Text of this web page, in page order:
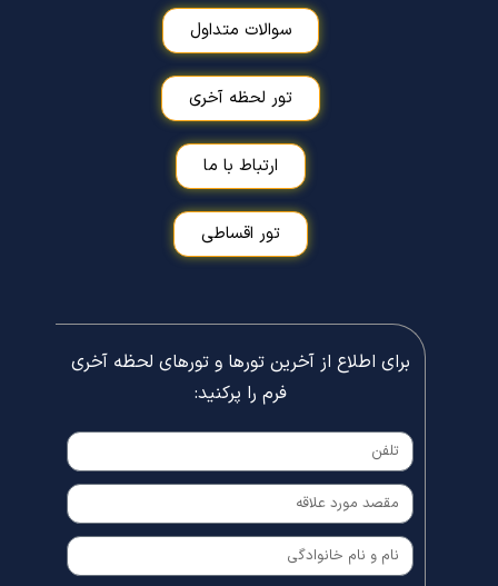
سوالات متداول
تور لحظه آخری
ارتباط با ما
تور اقساطی
برای اطلاع از آخرین تورها و تورهای لحظه آخری
فرم را پرکنید: